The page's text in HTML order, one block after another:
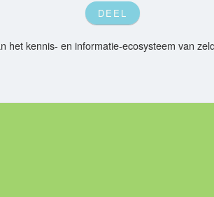
DEEL
het kennis- en informatie-ecosysteem van